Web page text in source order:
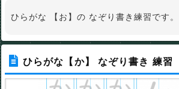
ひらがな 【お】の なぞり書き練習です。
ひらがな【か】 なぞり書き 練習